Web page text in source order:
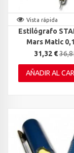
Vista rápida
Estilógrafo
Mars Matic
31,32 €
AÑADIR AL